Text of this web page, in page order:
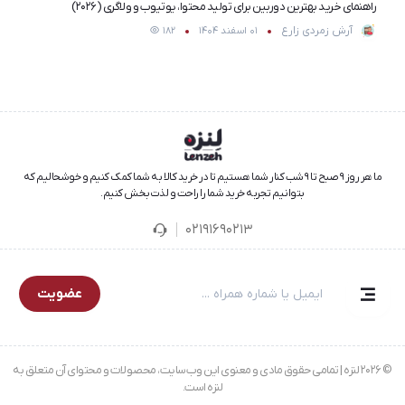
راهنمای خرید بهترین دوربین برای تولید محتوا، یوتیوب و ولاگری (۲۰۲۶)
آرش زمردی زارع 01 اسفند 1404 182
ما هر روز ۹ صبح تا ۹ شب کنار شما هستیم تا در خرید کالا به شما کمک کنیم و خوشحالیم که
بتوانیم تجربه خرید شما را راحت و لذت‌بخش کنیم.
02191690213
عضویت
© 2026 لنزه | تمامی حقوق مادی و معنوی این وب‌سایت، محصولات و محتوای آن متعلق به
لنزه است.